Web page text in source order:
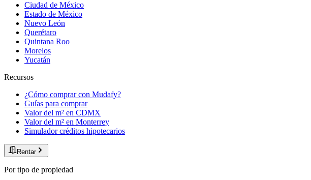
Ciudad de México
Estado de México
Nuevo León
Querétaro
Quintana Roo
Morelos
Yucatán
Recursos
¿Cómo comprar con Mudafy?
Guías para comprar
Valor del m² en CDMX
Valor del m² en Monterrey
Simulador créditos hipotecarios
Rentar
Por tipo de propiedad